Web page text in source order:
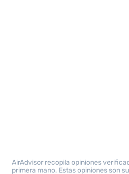
AirAdvisor recopila opiniones
primera mano. Estas opiniones son